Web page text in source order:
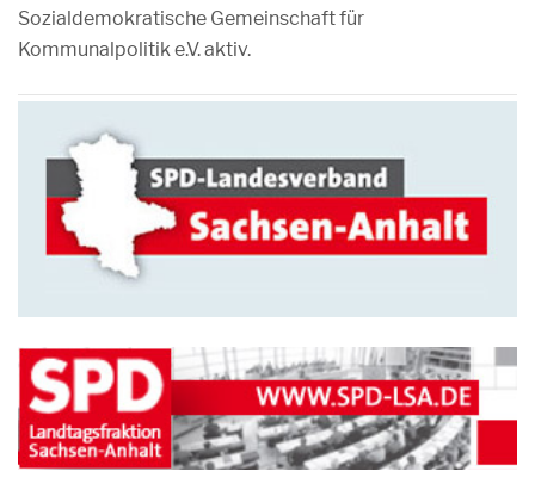
Sozialdemokratische Gemeinschaft für
Kommunalpolitik e.V. aktiv.